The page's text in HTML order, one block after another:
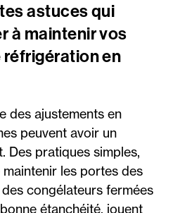
astuces qui
à maintenir vos
en
des ajustements en
peuvent avoir un
Des pratiques simples,
les portes des
congélateurs fermées
étanchéité, jouent